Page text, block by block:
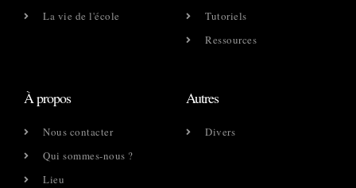
La vie de l'école
Tutoriels
Ressources
À propos
Nous contacter
Qui sommes-nous ?
Lieu
Autres
Divers